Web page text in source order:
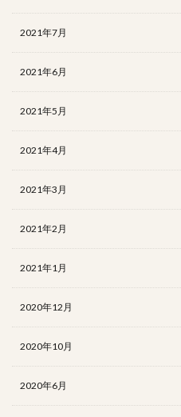
2021年7月
2021年6月
2021年5月
2021年4月
2021年3月
2021年2月
2021年1月
2020年12月
2020年10月
2020年6月